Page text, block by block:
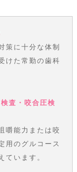
策に十分な体制
けた常勤の歯科
査・咬合圧検
嚼能力または咬
用のグルコース
ています。